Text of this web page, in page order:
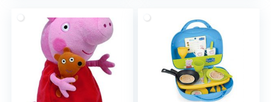
era:
4.30€.